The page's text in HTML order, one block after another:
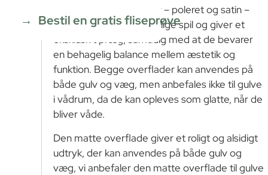
÷
1.08m²
425.26
425.26
DKK
Bestil en gratis fliseprøve
De forfinede overflader – poleret og satin –
fremhæver flisens naturlige spil og giver et
eksklusivt præg, samtidig med at de bevarer
en behagelig balance mellem æstetik og
funktion. Begge overflader kan anvendes på
både gulv og væg, men anbefales ikke til gulve
i vådrum, da de kan opleves som glatte, når de
bliver våde.
Den matte overflade giver et roligt og alsidigt
udtryk, der kan anvendes på både gulv og
væg, vi anbefaler den matte overflade til gulve